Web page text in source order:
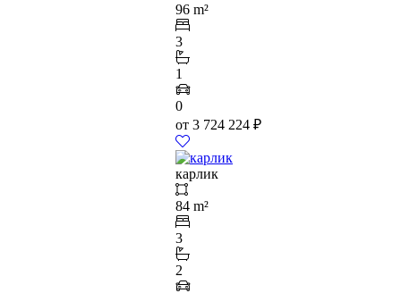
96 m²
3
1
0
от 3 724 224 ₽
карлик
84 m²
3
2